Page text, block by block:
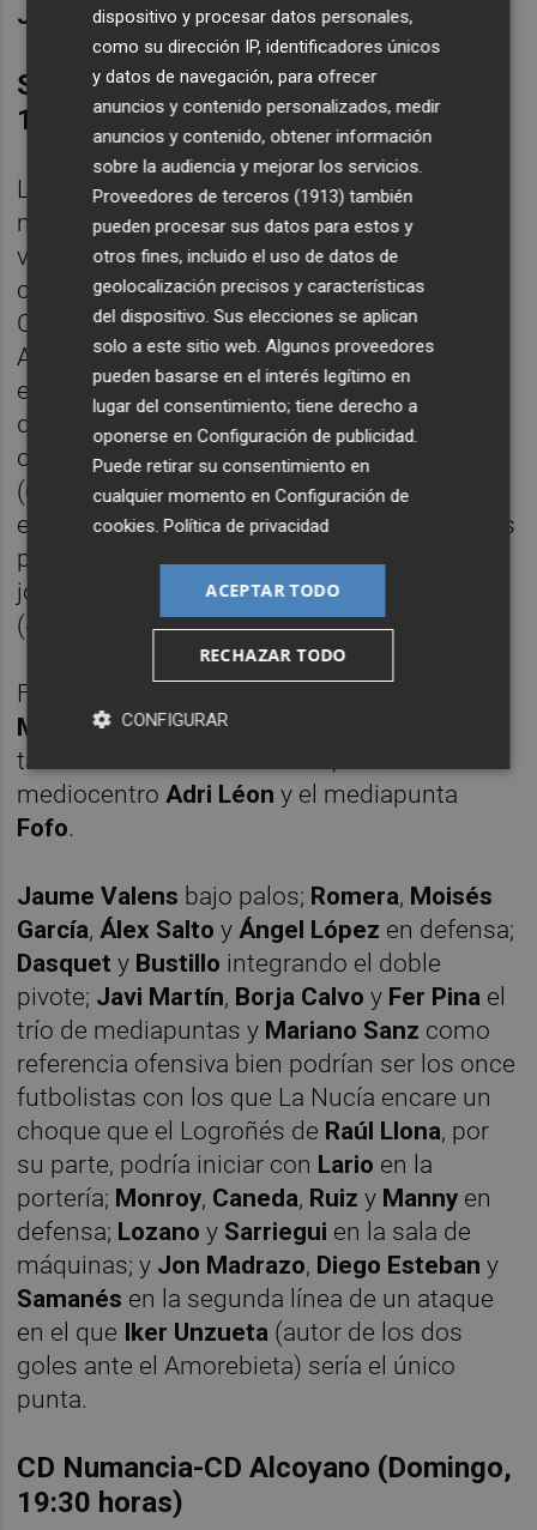
Jon Caboen ataque.
SD Logroñés-CF La Nucía (Domingo,
12 horas)
La Nucía deCésar Ferrandobuscará la
mañana de este domingo su segunda
victoria del curso liguero: antes de empatar
con el Nàstic (1-1) en el Olímpic Camilo
Cano, los rojillos derrotaron al filial del
Athletic (por 1-2 y con remontada incluida)
en una jornada 1 en la que su rival de este
domingo, la Sociedad Deportiva Logroñés,
cayó enLas Gaunasa manos del Alcoyano
(0-1). Los rojiblancos son uno de los dos
equipos del grupo 2 que cuenta sus partidos
por derrotas junto alCornellà, pues en la
jornada 2 perdían en su visita al
(4-2).
Ferrando podrá contar con los centrales
Moisés GarcíayLluis Aspar
también central
mediocentro Adri Léon y el mediapunta
Fofo.
JaumeValens bajo palos; Romera, Moisés
García,Álex Salto yÁngel López en defensa;
Dasquety Bustillo integrando el doble
pivote; Javi Martín, Borja Calvoy Fer Pina el
trío de mediapuntas y Mariano Sanz como
referencia ofensiva bien podrían ser los once
futbolistas con los que La Nucía encare un
choque que el Logroñés de Raúl Llona, por
su parte, podría iniciar con Lario en la
portería; Monroy, Caneda, Ruiz y Manny en
defensa; Lozano y Sarriegui en la sala de
máquinas; y Jon Madrazo, Diego Esteban y
Samanés en la segunda línea de un ataque
en el que Iker Unzueta (autor de los dos
goles ante el Amorebieta) sería el único
punta.
CD Numancia-CD Alcoyano (Domingo,
19:30 horas)
dispositivo y procesar datos personales,
como su dirección IP, identificadores únicos
y datos de navegación, para ofrecer
anuncios y contenido personalizados, medir
anuncios y contenido, obtener información
sobre la audiencia y mejorar los servicios.
Proveedores de terceros (1913) también
pueden procesar sus datos para estos y
otros fines, incluido el uso de datos de
geolocalización precisos y características
del dispositivo. Sus elecciones se aplican
solo a este sitio web. Algunos proveedores
pueden basarse en el interés legítimo en
lugar del consentimiento; tiene derecho a
oponerse enConfiguración de publicidad
Puede retirar su consentimiento en
cualquier momento enConfiguración de
cookies .Política de privacidad
ACEPTAR TODO
RECHAZAR TODO
CONFIGURAR